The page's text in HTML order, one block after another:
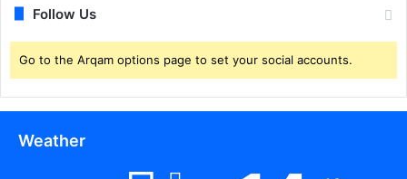
न
Follow Us
Go to the Arqam options page to set your social accounts.
Weather